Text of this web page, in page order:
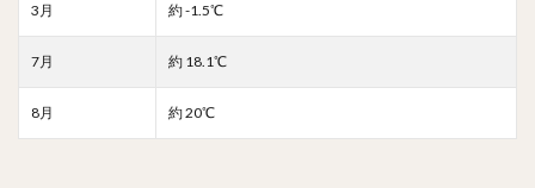
3月 約 -1.5℃
7月 約 18.1℃
8月 約 20℃